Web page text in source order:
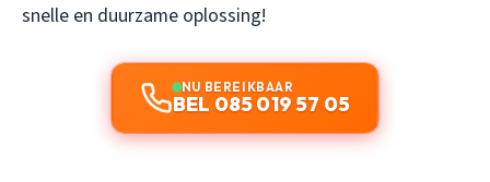
snelle en duurzame oplossing!
NU BEREIKBAAR
BEL 085 019 57 05